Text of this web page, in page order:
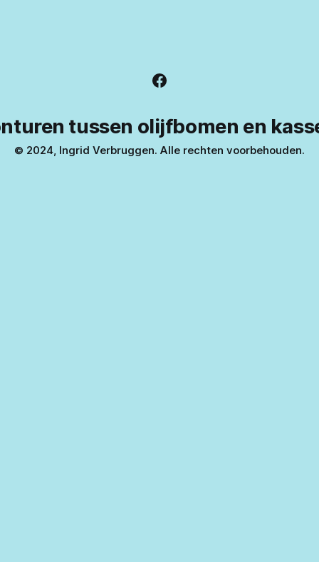
tussen olijfbomen en
© 2024, Ingrid Verbruggen. Alle rechten voorbehouden.